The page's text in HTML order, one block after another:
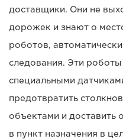
доставщики. Они не
дорожек и знают о
роботов,
следования. Эти
специальными
предотвратить
объектами и доставить
в пункт назначения в